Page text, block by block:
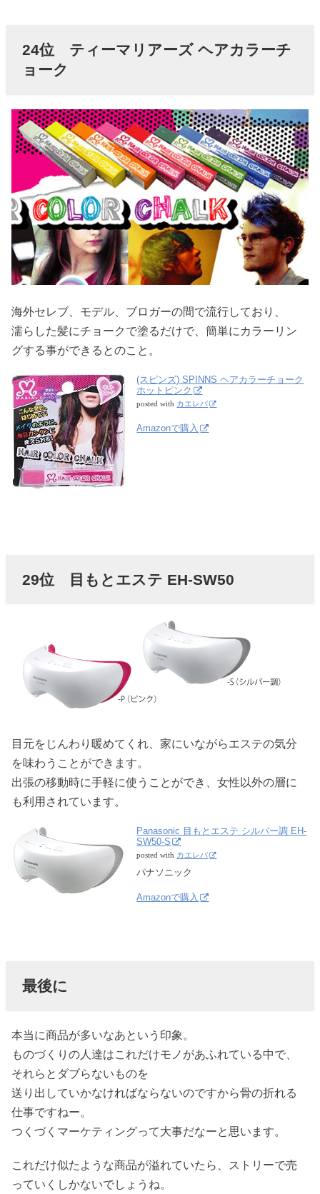
24位 ティーマリアーズ ヘアカラーチ
ョーク
海外セレブ、モデル、ブロガーの間で流行しており、
濡らした髪にチョークで塗るだけで、簡単にカラーリン
グする事ができるとのこと。
(スピンズ) SPINNS ヘアカラーチョーク
ホットピンク
posted with カエレバ
Amazonで購入
29位 目もとエステ EH-SW50
目元をじんわり暖めてくれ、家にいながらエステの気分
を味わうことができます。
出張の移動時に手軽に使うことができ、女性以外の層に
も利用されています。
Panasonic 目もとエステ シルバー調 EH-
SW50-S
posted with カエレバ
パナソニック
Amazonで購入
最後に
本当に商品が多いなあという印象。
ものづくりの人達はこれだけモノがあふれている中で、
それらとダブらないものを
送り出していかなければならないのですから骨の折れる
仕事ですねー。
つくづくマーケティングって大事だなーと思います。
これだけ似たような商品が溢れていたら、ストリーで売
っていくしかないでしょうね。